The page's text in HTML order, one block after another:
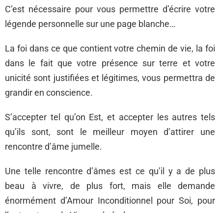
C’est nécessaire pour vous permettre d’écrire votre
légende personnelle sur une page blanche…
La foi dans ce que contient votre chemin de vie, la foi
dans le fait que votre présence sur terre et votre
unicité sont justifiées et légitimes, vous permettra de
grandir en conscience.
S’accepter tel qu’on Est, et accepter les autres tels
qu’ils sont, sont le meilleur moyen d’attirer une
rencontre d’âme jumelle.
Une telle rencontre d’âmes est ce qu’il y a de plus
beau à vivre, de plus fort, mais elle demande
énormément d’Amour Inconditionnel pour Soi, pour